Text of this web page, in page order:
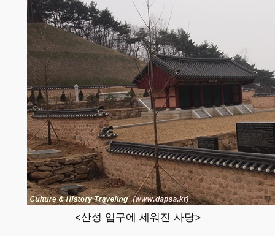
<산성 입구에 세워진 사당>